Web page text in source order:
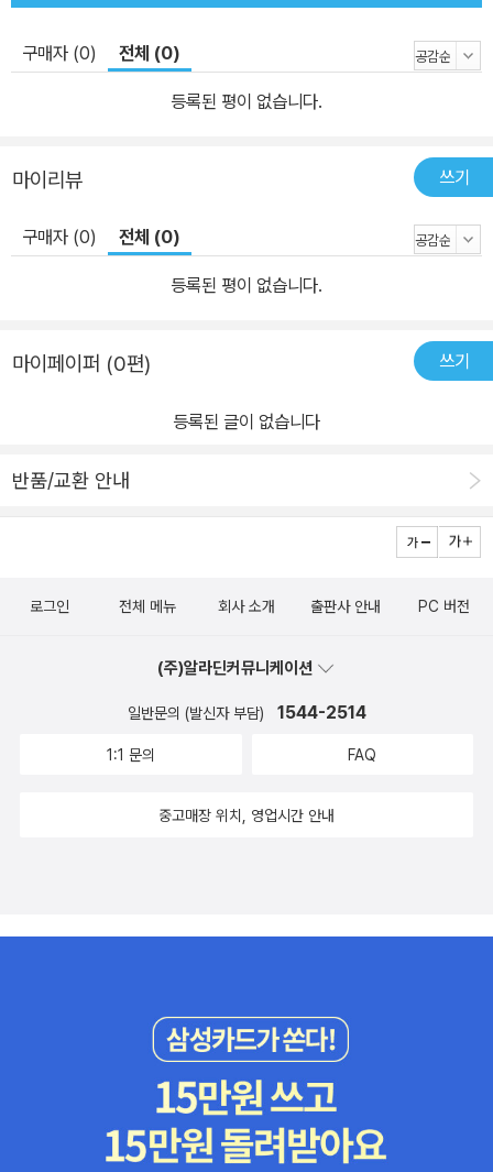
구매자 (0) 전체 (0)
등록된 평이 없습니다.
마이리뷰 쓰기
구매자 (0) 전체 (0)
등록된 평이 없습니다.
마이페이퍼 (0편) 쓰기
등록된 글이 없습니다
반품/교환 안내
로그인 전체 메뉴 회사 소개 출판사 안내 PC 버전
(주)알라딘커뮤니케이션
일반문의 (발신자 부담) 1544-2514
1:1 문의 FAQ
중고매장 위치, 영업시간 안내